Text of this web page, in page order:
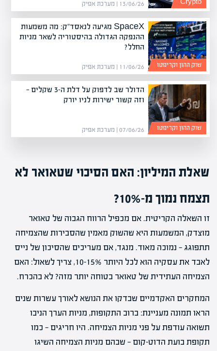
13/06/26 | מערכת אפיק Crypto
SpaceX מגיעה לנאסד"ק: מה משמעות
ההנפקה הגדולה בהיסטוריה לשאר מניות
החלל?
11/06/26 | מערכת אפיק שוק ההון וקריפטו
הדולר שב לדפוק על דלת ה-3 שקלים —
וזה קשור ישירות לניו יורק
07/06/26 | מערכת אפיק שוק ההון וקריפטו
שאלת המיליון: האם הסיכוי שטאואר לא
תצמח נמוך מ-10%?
זו השאלה הקריטית. אם מכפיל הרווח הגבוה של טאואר
מוצדק, המשמעות היא שהשוק מאמין שהסבירות שהצמיחה
תתפוגג — נמוכה מאוד. מנגד, אם מעריכים שהסיכון של נייס
לאבד את עסקיה הוא לכל היותר 10-15%, צריך לשאול: האם
הצמיחה העתידית של טאואר בטוחה יותר מזה? לא בהכרח.
המחקרים האקדמיים שבדקו את הנושא לאורך עשרות שנים
הראו תמונה מעניינת: ברוב התקופות, מניות הערך הניבו
תשואה עודפת על פני מניות הצמיחה. היו חריגים — כמו
תקופת בועת הדוט-קום — שבהם מניות הצמיחה השיגו